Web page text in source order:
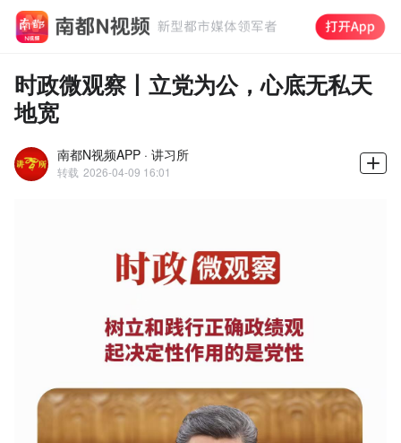
时政微观察丨立党为公，心底无私天
地宽
南都N视频APP · 讲习所
转载 2026-04-09 16:01